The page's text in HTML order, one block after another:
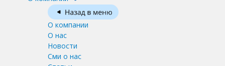
О компании
О нас
Новости
Сми о нас